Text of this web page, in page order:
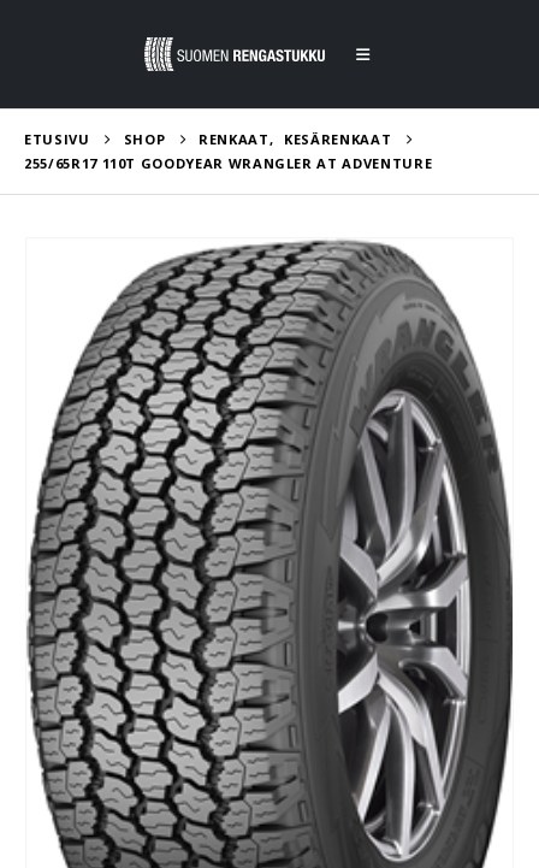
ETUSIVU SHOP RENKAAT,
KESÄRENKAAT
255/65R17 110T GOODYEAR WRANGLER AT ADVENTURE